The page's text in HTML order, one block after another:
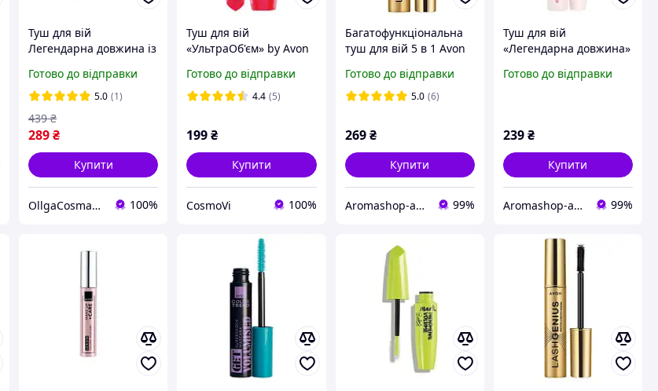
Туш для вій
Легендарна довжина із
LEGENDARY LENGTHS
AVON Чорніше за
чорного 10 мл
Готово до відправки
5.0 (1)
289₴
439 ₴
Купити
OllgaCosmavon 100%
Туш для вій
«УльтраОб'єм» by Avon
Готово до відправки
4.4 (5)
199₴
Купити
CosmoVi 100%
Багатофункціональна
туш для вій 5 в 1 Avon
Готово до відправки
5.0 (6)
269 ₴
Купити
Aromashop-avon 99%
Туш для вій
«Легендарна довжина»
Готово до відправки
239₴
Купити
Aromashop-avon 99%